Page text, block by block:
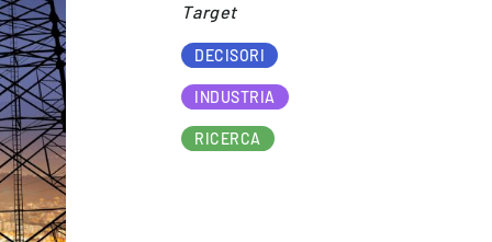
Target​
DECISORI
INDUSTRIA
RICERCA